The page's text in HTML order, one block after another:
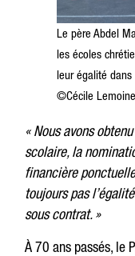
Le père Abdel
les écoles
leur égalité
©Cécile
« Nous avons
scolaire, la
financière
toujours pas
sous contrat. »
À 70 ans passés, le